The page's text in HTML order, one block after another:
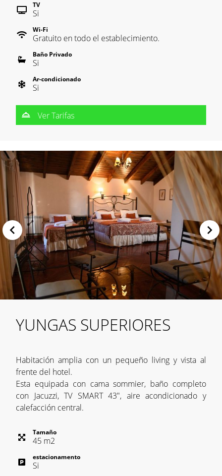
TV
Si
Wi-Fi
Gratuito en todo el establecimiento.
Baño Privado
Si
Ar-condicionado
Si
Ver Tarifas
YUNGAS SUPERIORES
Habitación amplia con un pequeño living y vista al
frente del hotel.
Esta equipada con cama sommier, baño completo
con Jacuzzi, TV SMART 43", aire acondicionado y
calefacción central.
Tamaño
45 m2
estacionamento
Si